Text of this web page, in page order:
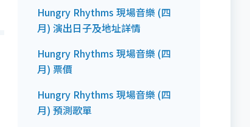
Hungry Rhythms 現場音樂 (四
月) 演出日子及地址詳情
Hungry Rhythms 現場音樂 (四
月) 票價
Hungry Rhythms 現場音樂 (四
月) 預測歌單